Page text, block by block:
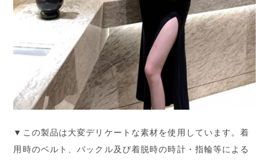
▼この製品は大変デリケートな素材を使用しています。着
用時のベルト、バックル及び着脱時の時計・指輪等による